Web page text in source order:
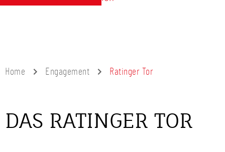
Home Engagement Ratinger Tor
DAS RATINGER TOR